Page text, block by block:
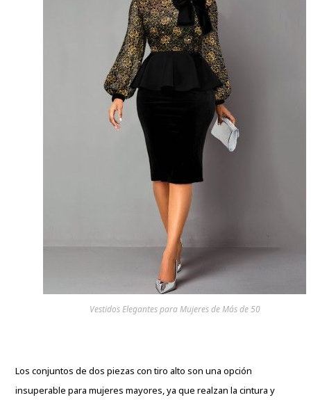
Vestidos Elegantes para Mujeres de Más de 50
Los conjuntos de dos piezas con tiro alto son una opción
insuperable para mujeres mayores, ya que realzan la cintura y